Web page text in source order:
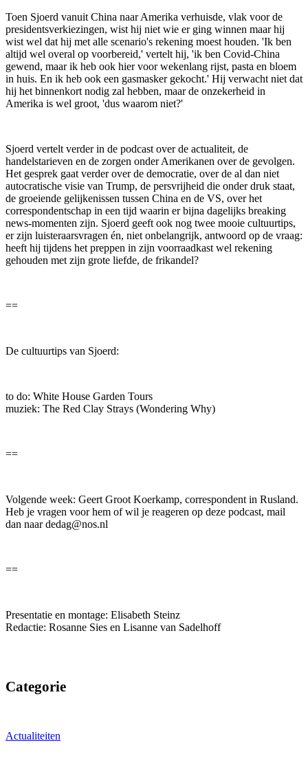
Toen Sjoerd vanuit China naar Amerika verhuisde, vlak voor de
presidentsverkiezingen, wist hij niet wie er ging winnen maar hij
wist wel dat hij met alle scenario's rekening moest houden. 'Ik ben
altijd wel overal op voorbereid,' vertelt hij, 'ik ben Covid-China
gewend, maar ik heb ook hier voor wekenlang rijst, pasta en bloem
in huis. En ik heb ook een gasmasker gekocht.' Hij verwacht niet dat
hij het binnenkort nodig zal hebben, maar de onzekerheid in
Amerika is wel groot, 'dus waarom niet?'
Sjoerd vertelt verder in de podcast over de actualiteit, de
handelstarieven en de zorgen onder Amerikanen over de gevolgen.
Het gesprek gaat verder over de democratie, over de al dan niet
autocratische visie van Trump, de persvrijheid die onder druk staat,
de groeiende gelijkenissen tussen China en de VS, over het
correspondentschap in een tijd waarin er bijna dagelijks breaking
news-momenten zijn. Sjoerd geeft ook nog twee mooie cultuurtips,
er zijn luisteraarsvragen én, niet onbelangrijk, antwoord op de vraag:
heeft hij tijdens het preppen in zijn voorraadkast wel rekening
gehouden met zijn grote liefde, de frikandel?
==
De cultuurtips van Sjoerd:
to do: White House Garden Tours
muziek: The Red Clay Strays (Wondering Why)
==
Volgende week: Geert Groot Koerkamp, correspondent in Rusland.
Heb je vragen voor hem of wil je reageren op deze podcast, mail
dan naar dedag@nos.nl
==
Presentatie en montage: Elisabeth Steinz
Redactie: Rosanne Sies en Lisanne van Sadelhoff
Categorie
Actualiteiten